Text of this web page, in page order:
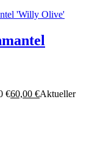
€60,00 €Aktueller